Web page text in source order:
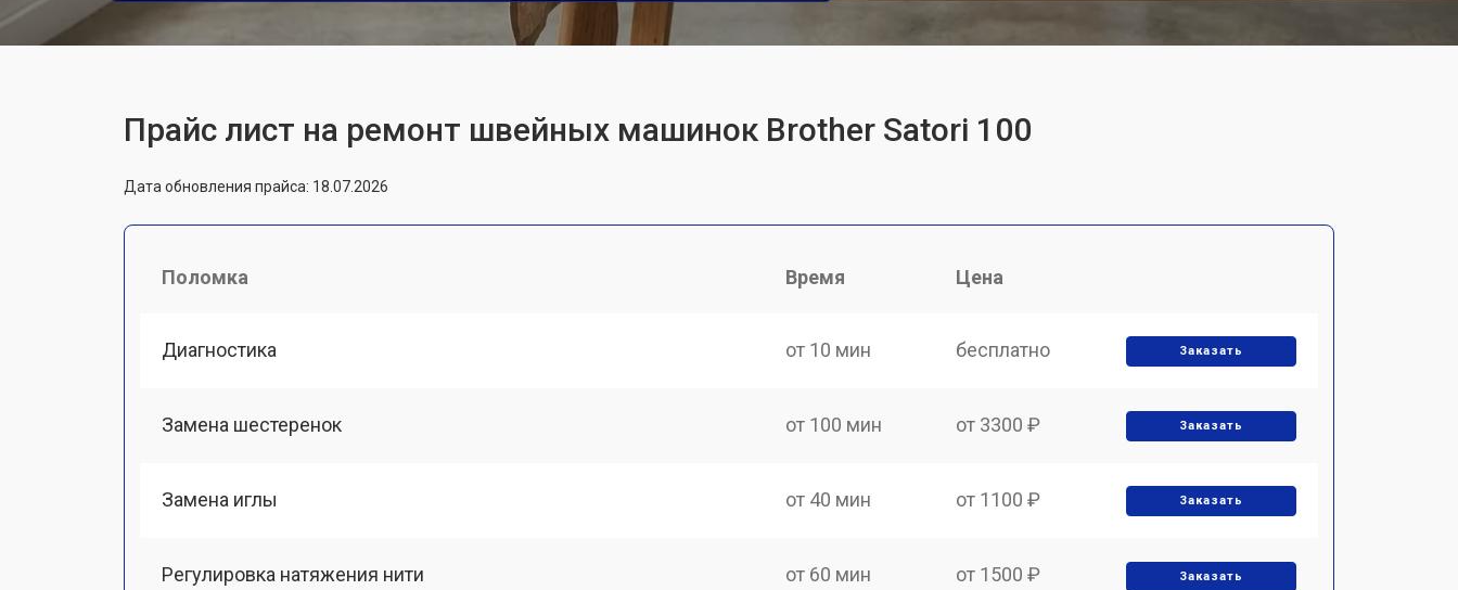
Прайс лист на ремонт швейных машинок Brother Satori 100
Дата обновления прайса: 18.07.2026
Поломка Время Цена
Диагностика от 10 мин бесплатно Заказать
Замена шестеренок от 100 мин от 3300 ₽ Заказать
Замена иглы от 40 мин от 1100 ₽ Заказать
Регулировка натяжения нити от 60 мин от 1500 ₽ Заказать